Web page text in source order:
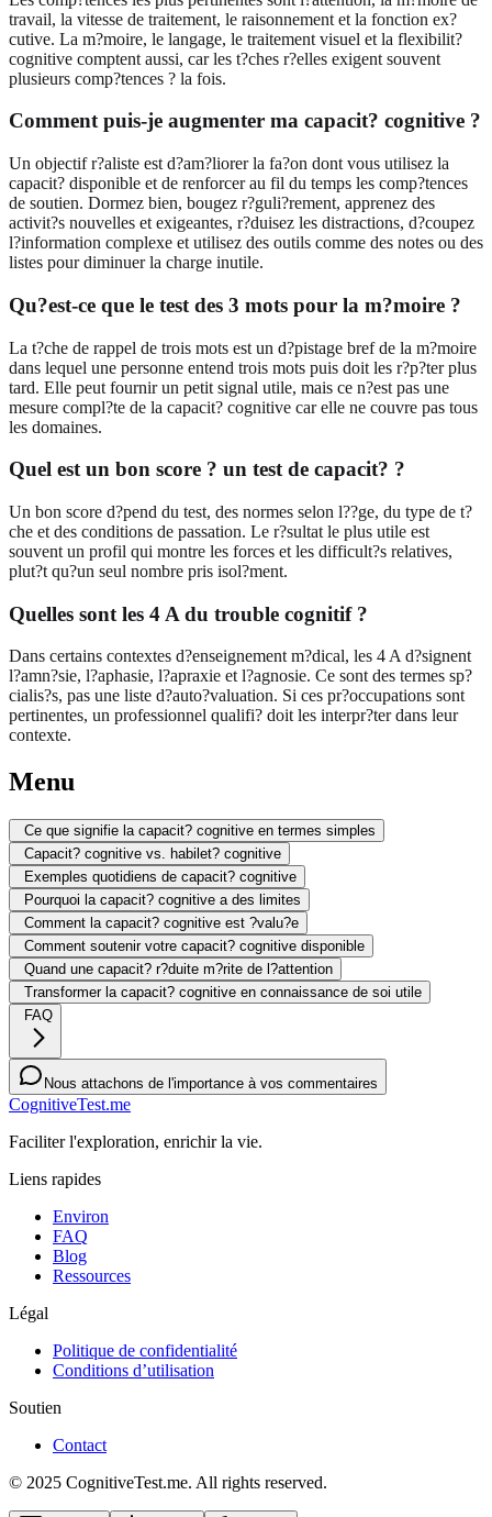
travail, la vitesse de traitement, le raisonnement et la fonction ex?
cutive. La m?moire, le langage, le traitement visuel et la flexibilit?
cognitive comptent aussi, car les t?ches r?elles exigent souvent
plusieurs comp?tences ? la fois.
Comment puis-je augmenter ma capacit? cognitive ?
Un objectif r?aliste est d?am?liorer la fa?on dont vous utilisez la
capacit? disponible et de renforcer au fil du temps les comp?tences
de soutien. Dormez bien, bougez r?guli?rement, apprenez des
activit?s nouvelles et exigeantes, r?duisez les distractions, d?coupez
l?information complexe et utilisez des outils comme des notes ou des
listes pour diminuer la charge inutile.
Qu?est-ce que le test des 3 mots pour la m?moire ?
La t?che de rappel de trois mots est un d?pistage bref de la m?moire
dans lequel une personne entend trois mots puis doit les r?p?ter plus
tard. Elle peut fournir un petit signal utile, mais ce n?est pas une
mesure compl?te de la capacit? cognitive car elle ne couvre pas tous
les domaines.
Quel est un bon score ? un test de capacit? ?
Un bon score d?pend du test, des normes selon l??ge, du type de t?
che et des conditions de passation. Le r?sultat le plus utile est
souvent un profil qui montre les forces et les difficult?s relatives,
plut?t qu?un seul nombre pris isol?ment.
Quelles sont les 4 A du trouble cognitif ?
Dans certains contextes d?enseignement m?dical, les 4 A d?signent
l?amn?sie, l?aphasie, l?apraxie et l?agnosie. Ce sont des termes sp?
cialis?s, pas une liste d?auto?valuation. Si ces pr?occupations sont
pertinentes, un professionnel qualifi? doit les interpr?ter dans leur
contexte.
Menu
Ce que signifie la capacit? cognitive en termes simples
Capacit? cognitive vs. habilet? cognitive
Exemples quotidiens de capacit? cognitive
Pourquoi la capacit? cognitive a des limites
Comment la capacit? cognitive est ?valu?e
Comment soutenir votre capacit? cognitive disponible
Quand une capacit? r?duite m?rite de l?attention
Transformer la capacit? cognitive en connaissance de soi utile
FAQ
Nous attachons de l'importance à vos commentaires
CognitiveTest.me
Faciliter l'exploration, enrichir la vie.
Liens rapides
Environ
FAQ
Blog
Ressources
Légal
Politique de confidentialité
Conditions d’utilisation
Soutien
Contact
© 2025 CognitiveTest.me. All rights reserved.